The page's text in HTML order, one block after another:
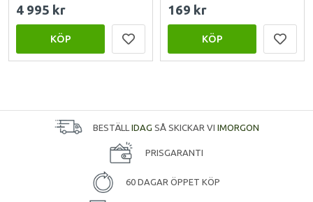
4 995 kr
KÖP
169 kr
KÖP
BESTÄLL IDAG SÅ SKICKAR VI IMORGON
PRISGARANTI
60 DAGAR ÖPPET KÖP